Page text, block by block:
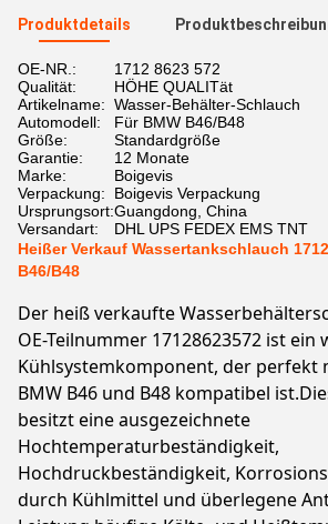
Produktdetails
OE-NR.:
1712 8623 572
Qualität:
HÖHE QUALITät
Artikelname: Wasser-Behälter-Schlauch
Automodell:
Für BMW B46/B48
Größe:
Standardgröße
Garantie:
12 Monate
Marke:
Boigevis
Verpackung:
Boigevis Verpackung
Ursprungsort:Guangdong, China
Versandart:
DHL UPS FEDEX EMS TNT
Heißer Verkauf Wassertankschlauch
B46/B48
Der heiß verkaufte
OE-Teilnummer 17128623572 ist ein
Kühlsystemkomponent, der perfekt
BMW B46 und B48 kompatibel
besitzt eine ausgezeichnete
Hochtemperaturbeständigkeit,
Hochdruckbeständigkeit,
durch Kühlmittel und überlegene